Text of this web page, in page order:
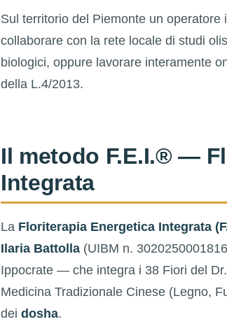
Sul territorio del Piemonte un
collaborare con la rete locale di studi
biologici, oppure lavorare interamente
della L.4/2013.
Il metodo F.E.I.® —
Integrata
La Floriterapia Energetica Integrata
Ilaria Battolla (UIBM n.
Ippocrate — che integra i 38 Fiori del
Medicina Tradizionale Cinese (Legno,
dei dosha.